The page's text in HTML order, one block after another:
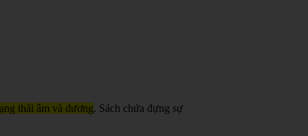
thái âm và dương. Sách chứa đựng sự